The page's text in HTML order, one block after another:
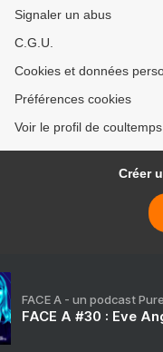
Signaler un abus
C.G.U.
Cookies et données
Préférences cookies
Voir le profil de
Créer
FACE A - un podcast
FACE A #30 : Eve